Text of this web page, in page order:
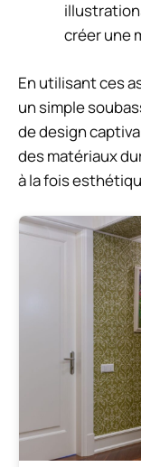
créer une
En utilisant ces
un simple
de design
des matériaux
à la fois